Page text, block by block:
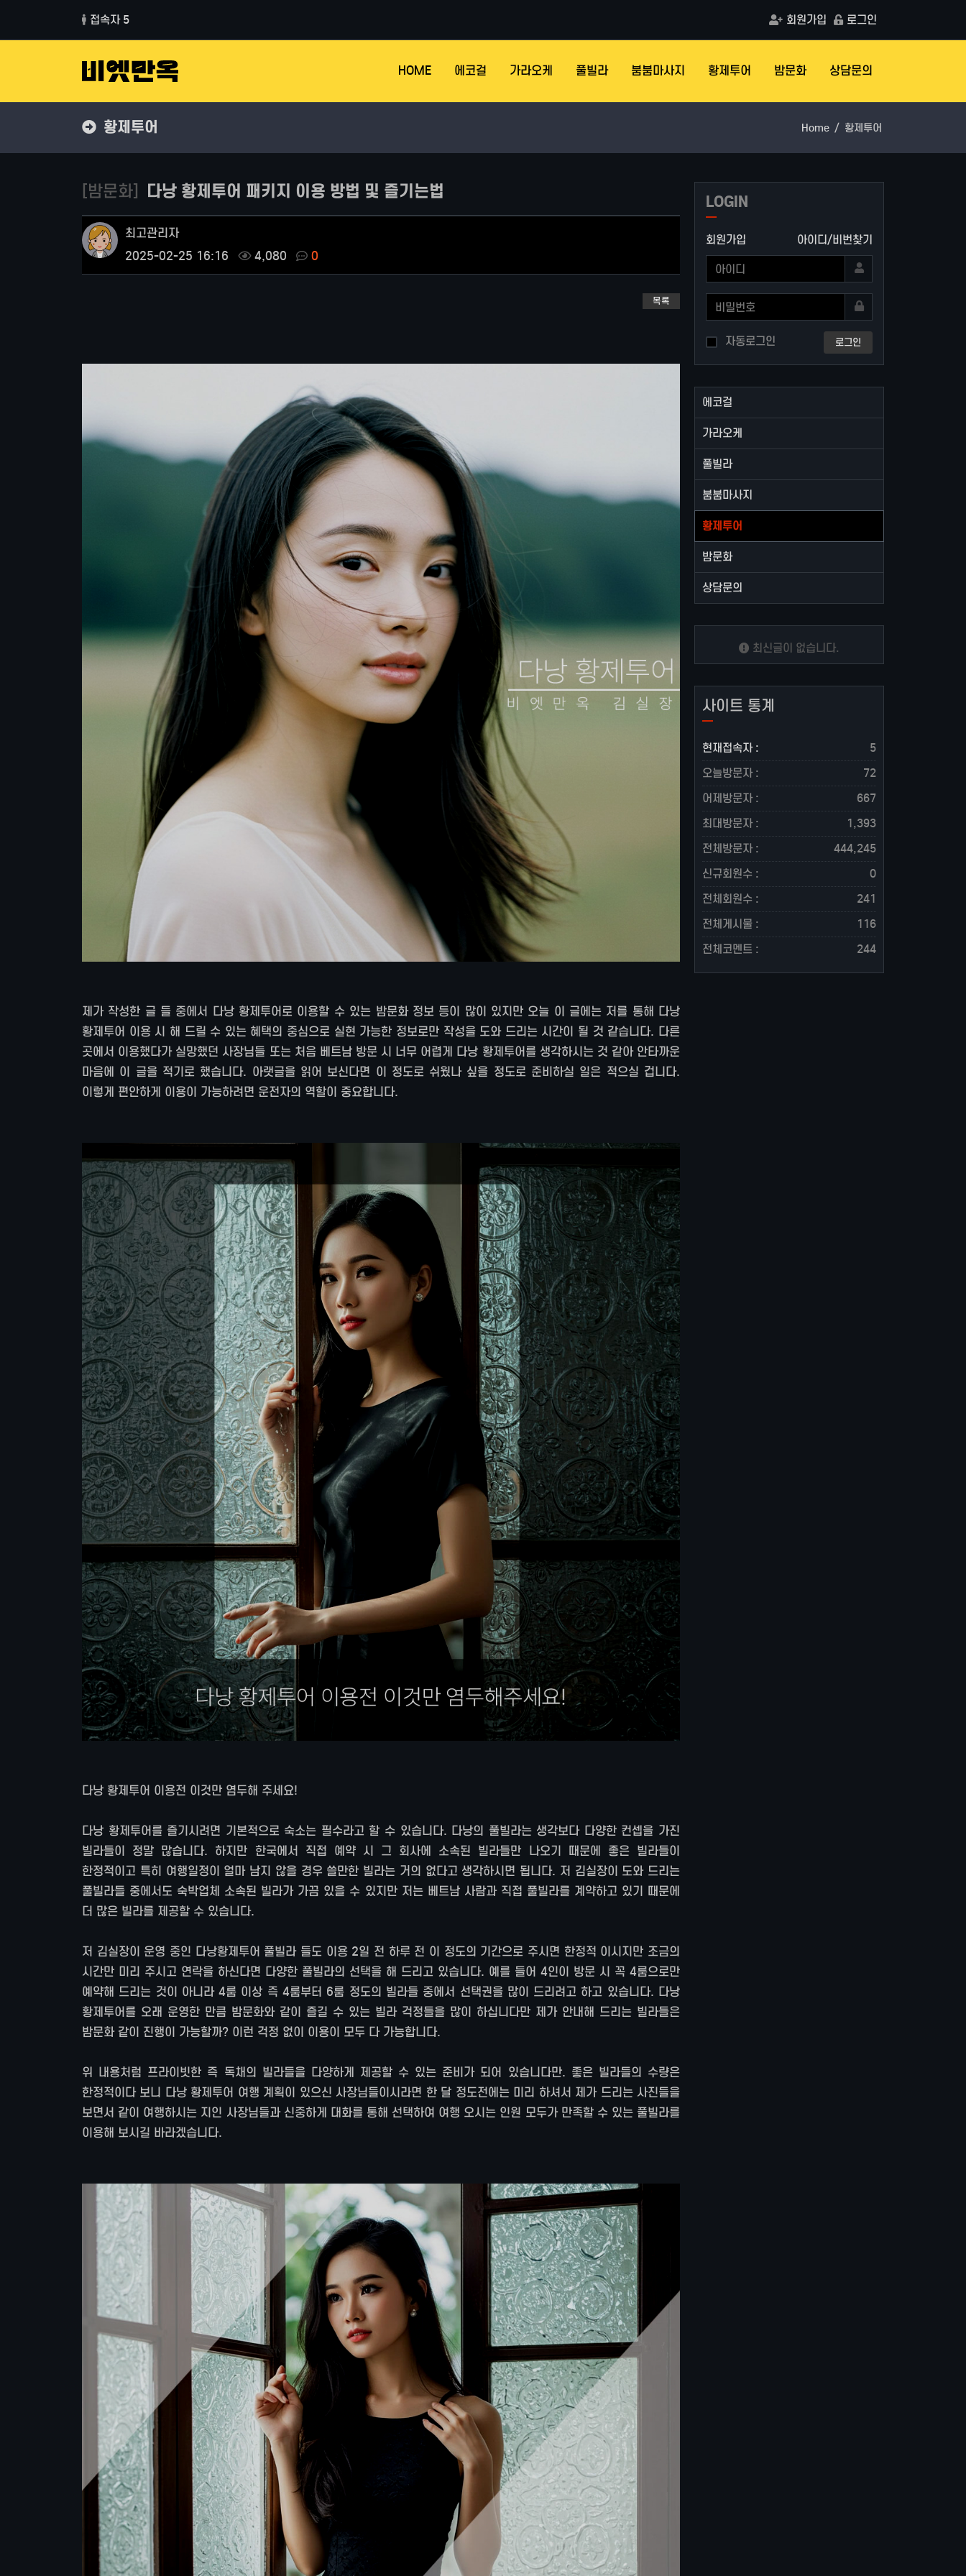
접속자 5 회원가입 로그인
HOME 에코걸 가라오케 풀빌라 붐붐마사지 황제투어 밤문화 상담문의
황제투어 Home 황제투어
[밤문화] 다낭 황제투어 패키지 이용 방법 및 즐기는법
최고관리자
2025-02-25 16:16
4,080 0
목록
제가 작성한 글 들 중에서 다낭 황제투어로 이용할 수 있는 밤문화 정보 등이 많이 있지만 오늘 이 글에는 저를 통해 다낭
황제투어 이용 시 해 드릴 수 있는 혜택의 중심으로 실현 가능한 정보로만 작성을 도와 드리는 시간이 될 것 같습니다. 다른
곳에서 이용했다가 실망했던 사장님들 또는 처음 베트남 방문 시 너무 어렵게 다낭 황제투어를 생각하시는 것 같아 안타까운
마음에 이 글을 적기로 했습니다. 아랫글을 읽어 보신다면 이 정도로 쉬웠나 싶을 정도로 준비하실 일은 적으실 겁니다.
이렇게 편안하게 이용이 가능하려면 운전자의 역할이 중요합니다.
다낭 황제투어 이용전 이것만 염두해 주세요!
다낭 황제투어를 즐기시려면 기본적으로 숙소는 필수라고 할 수 있습니다. 다낭의 풀빌라는 생각보다 다양한 컨셉을 가진
빌라들이 정말 많습니다. 하지만 한국에서 직접 예약 시 그 회사에 소속된 빌라들만 나오기 때문에 좋은 빌라들이
한정적이고 특히 여행일정이 얼마 남지 않을 경우 쓸만한 빌라는 거의 없다고 생각하시면 됩니다. 저 김실장이 도와 드리는
풀빌라들 중에서도 숙박업체 소속된 빌라가 가끔 있을 수 있지만 저는 베트남 사람과 직접 풀빌라를 계약하고 있기 때문에
더 많은 빌라를 제공할 수 있습니다.
저 김실장이 운영 중인 다낭황제투어 풀빌라 들도 이용 2일 전 하루 전 이 정도의 기간으로 주시면 한정적 이시지만 조금의
시간만 미리 주시고 연락을 하신다면 다양한 풀빌라의 선택을 해 드리고 있습니다. 예를 들어 4인이 방문 시 꼭 4룸으로만
예약해 드리는 것이 아니라 4룸 이상 즉 4룸부터 6룸 정도의 빌라들 중에서 선택권을 많이 드리려고 하고 있습니다. 다낭
황제투어를 오래 운영한 만큼 밤문화와 같이 즐길 수 있는 빌라 걱정들을 많이 하십니다만 제가 안내해 드리는 빌라들은
밤문화 같이 진행이 가능할까? 이런 걱정 없이 이용이 모두 다 가능합니다.
위 내용처럼 프라이빗한 즉 독채의 빌라들을 다양하게 제공할 수 있는 준비가 되어 있습니다만. 좋은 빌라들의 수량은
한정적이다 보니 다낭 황제투어 여행 계획이 있으신 사장님들이시라면 한 달 정도전에는 미리 하셔서 제가 드리는 사진들을
보면서 같이 여행하시는 지인 사장님들과 신중하게 대화를 통해 선택하여 여행 오시는 인원 모두가 만족할 수 있는 풀빌라를
이용해 보시길 바라겠습니다.
LOGIN
회원가입 아이디/비번찾기
자동로그인 로그인
에코걸
가라오케
풀빌라
붐붐마사지
황제투어
밤문화
상담문의
최신글이 없습니다.
사이트 통계
현재접속자 :
5
오늘방문자 :
72
어제방문자 :
667
최대방문자 :
1,393
전체방문자 :
444,245
신규회원수 :
0
전체회원수 :
241
전체게시물 :
116
전체코멘트 :
244